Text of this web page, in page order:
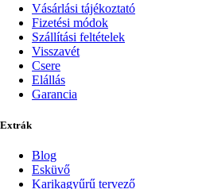
Vásárlási tájékoztató
Fizetési módok
Szállítási feltételek
Visszavét
Csere
Elállás
Garancia
Extrák
Blog
Esküvő
Karikagyűrű tervező